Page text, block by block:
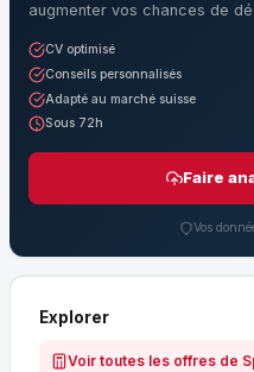
augmenter vos chances de
CV optimisé
Conseils personnalisés
Adapté au marché suisse
Sous 72h
Faire
Vos
Explorer
Voir toutes les offres de